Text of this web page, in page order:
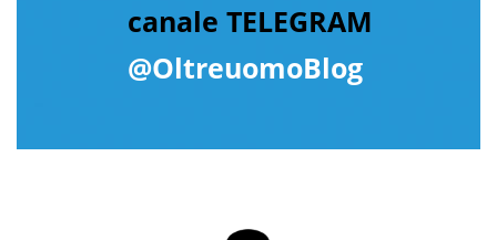
canale TELEGRAM
@OltreuomoBlog